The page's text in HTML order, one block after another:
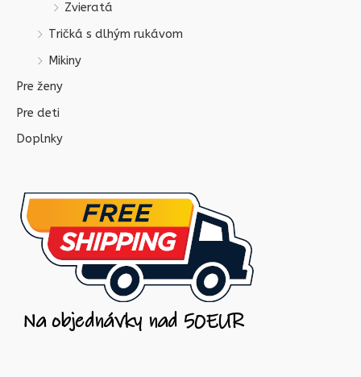
Zvieratá
Tričká s dlhým rukávom
Mikiny
Pre ženy
Pre deti
Doplnky